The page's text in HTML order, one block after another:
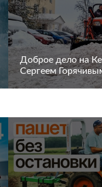
Доброе дело на
Сергеем